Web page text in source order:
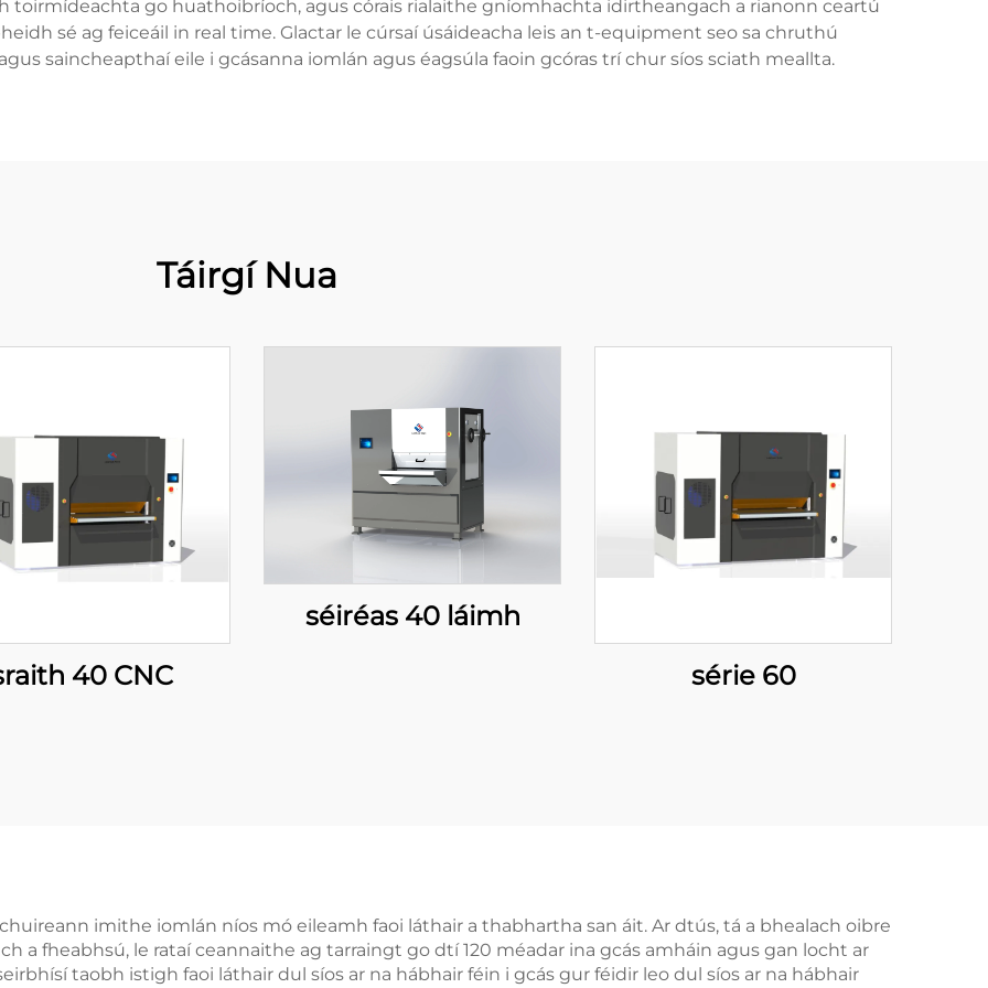
toirmídeachta go huathoibríoch, agus córais rialaithe gníomhachta idirtheangach a rianonn ceartú
sé ag feiceáil in real time. Glactar le cúrsaí úsáideacha leis an t-equipment seo sa chruthú
saincheapthaí eile i gcásanna iomlán agus éagsúla faoin gcóras trí chur síos sciath meallta.
Táirgí Nua
40 CNC
séiréas 40 láimh
série 60
imithe iomlán níos mó eileamh faoi láthair a thabhartha san áit. Ar dtús, tá a bhealach oibre
a fheabhsú, le rataí ceannaithe ag tarraingt go dtí 120 méadar ina gcás amháin agus gan locht ar
taobh istigh faoi láthair dul síos ar na hábhair féin i gcás gur féidir leo dul síos ar na hábhair